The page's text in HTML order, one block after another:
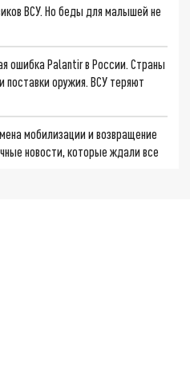
ВСУ. Но беды для малышей не
ошибка Palantir в России. Страны
поставки оружия. ВСУ теряют
мобилизации и возвращение
новости, которые ждали все